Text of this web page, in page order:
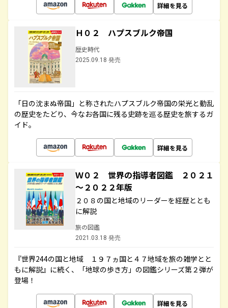
詳細を見る
Ｈ０２ ハプスブルク帝国
歴史時代
2025.09.18 発売
「日の沈まぬ帝国」と称されたハプスブルク帝国の栄光と動乱
の歴史をたどり、今なお各国に残る史跡を巡る歴史を旅するガ
イド。
詳細を見る
Ｗ０２ 世界の指導者図鑑 ２０２１
～２０２２年版
２０８の国と地域のリーダーを経歴ととも
に解説
旅の図鑑
2021.03.18 発売
『世界244の国と地域 １９７ヵ国と４７地域を旅の雑学とと
もに解説』に続く、「地球の歩き方」の図鑑シリーズ第２弾が
登場！
詳細を見る